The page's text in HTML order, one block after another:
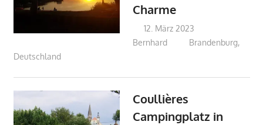
Charme
12. März 2023
Bernhard
Brandenburg,
Deutschland
Coullières
Campingplatz in